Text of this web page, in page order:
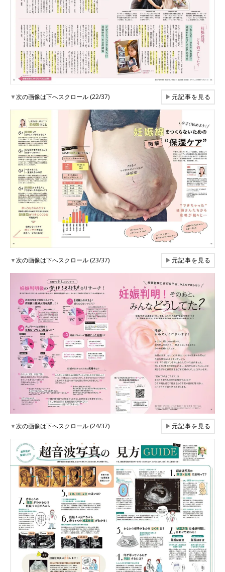
▼次の画像は下へスクロール (22/37) ▶元記事を見る
▼次の画像は下へスクロール (23/37) ▶元記事を見る
▼次の画像は下へスクロール (24/37) ▶元記事を見る